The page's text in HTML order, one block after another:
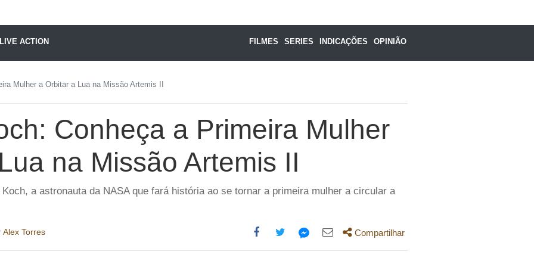
LIVE ACTION FILMES SERIES INDICAÇÕES OPINIÃO
Mulher a Orbitar a Lua na Missão Artemis II
Conheça a Primeira Mulher
na Missão Artemis II
a astronauta da NASA que fará história ao se tornar a primeira mulher a circular a
Alex Torres
Compartilhe
Compartilhe
Compartilhe
Compartilhe
Compartilhar